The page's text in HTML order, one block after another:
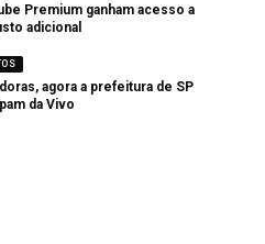
Premium ganham acesso a
adicional
agora a prefeitura de SP
da Vivo